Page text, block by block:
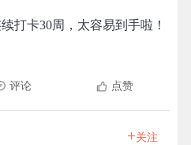
打卡30周，太容易到手啦！
评论 点赞
+关注